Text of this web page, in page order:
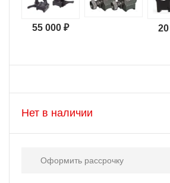
55 000 ₽
Нет в наличии
Оформить рассрочку